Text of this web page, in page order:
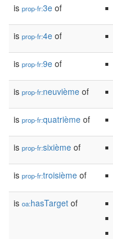
is prop-fr:3e of
is prop-fr:4e of
is prop-fr:9e of
is prop-fr:neuvième of
is prop-fr:quatrième of
is prop-fr:sixième of
is prop-fr:troisième of
is oa:hasTarget of